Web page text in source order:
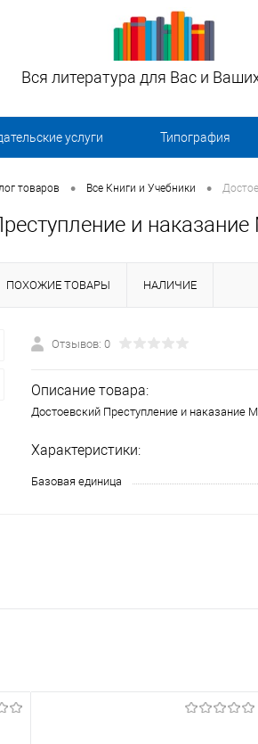
Вся литература для Вас и
услуги Типография
товаров • Все Книги и Учебники •
и
ПОХОЖИЕ ТОВАРЫ НАЛИЧИЕ
Отзывов: 0
Описание товара:
Достоевский Преступление и наказание
Характеристики:
Базовая единица